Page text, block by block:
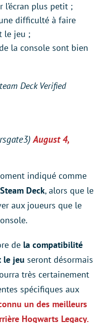
plus petit ;
difficulté à faire
le jeu ;
la console sont bien
Deck Verified
August 4,
indiqué comme
Steam Deck, alors que le
aux joueurs que le
de la compatibilité
jeu seront désormais
très certainement
spécifiques aux
un des meilleurs
Hogwarts Legacy.